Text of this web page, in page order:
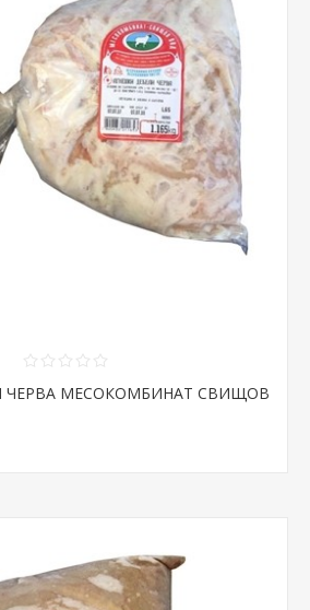
ЧЕРВА МЕСОКОМБИНАТ СВИЩОВ